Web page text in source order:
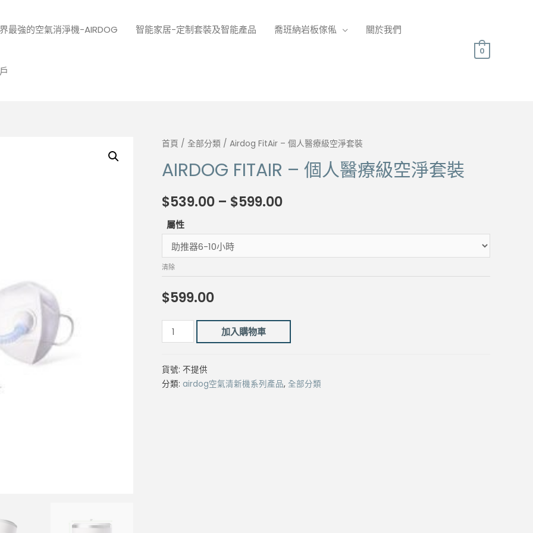
最強的空氣消淨機-AIRDOG 智能家居-定制套裝及智能產品 喬班納岩板傢俬 關於我們
0
首頁 / 全部分類 / Airdog FitAir – 個人醫療級空淨套裝
AIRDOG FITAIR – 個人醫療級空淨套裝
$539.00 – $599.00Price
through
屬性
清除
$599.00
Airdog
FitAir
個
人
加入購物車
貨號: 不提供
分類: airdog空氣清新機系列產品, 全部分類